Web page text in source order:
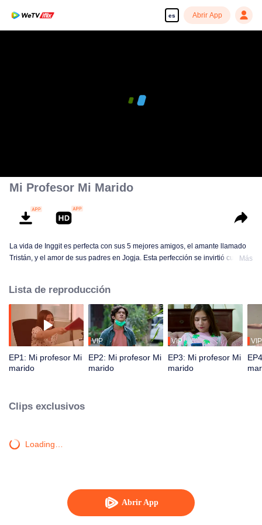
es Abrir App
Abrir App
Mi Profesor Mi Marido
La vida de Inggit es perfecta con sus 5 mejores amigos, el amante llamado
Tristán, y el amor de sus padres en Jogja. Esta perfección se invirtió cuando
Más
Lista de reproducción
EP1: Mi profesor Mi
marido
VIP
EP2: Mi profesor Mi
marido
VIP
EP3: Mi profesor Mi
marido
VIP
Clips exclusivos
Loading…